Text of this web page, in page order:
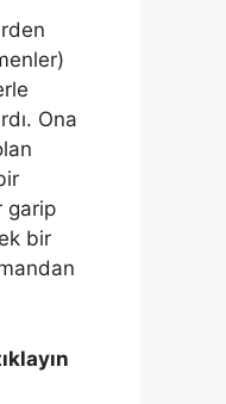
Ona
garip
bir